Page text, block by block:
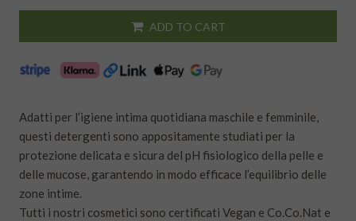
ADD TO CART
Adatti per l’igiene intima quotidiana maschile e femminile,
questi detergenti sono appositamente studiati per la
protezione delicata e sicura del pH fisiologico della pelle e
delle mucose, garantendo in modo efficace l’equilibrio delle
zone intime.
Tutti i nostri cosmetici sono certificati Vegan e Co.Co.Nat e